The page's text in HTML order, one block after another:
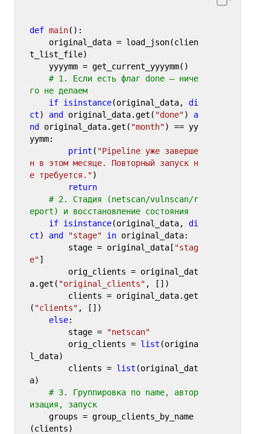
def main():
t_list_file)
# 1. Если есть флаг done — ниче
го не делаем
if isinstance(original_data, di
ct) and original_data.get( "done") a
nd
original_data.get( "month") == yy
yymm:
print ( "Pipeline уже заверше
н в этом месяце. Повторный запуск н
е требуется.")
return
# 2. Стадия (netscan/vulnscan/r
eport) и восстановление состояния
if isinstance(original_data, di
ct) and "stage" in original_data:
        stage = original_data[
"stag
e"]
a.get( "original_clients" , [])
( "clients" , [])
else:
        stage =
"netscan"
        orig_clients =
list (origina
l_data)
        clients =
list (original_dat
a)
# 3. Группировка по name, автор
изация, запуск
(clients)